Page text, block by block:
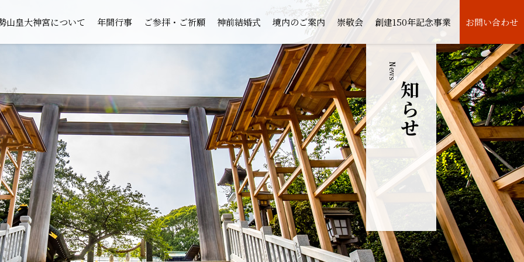
山皇大神宮について 年間行事 ご参拝・ご祈願 神前結婚式 境内のご案内 崇敬会 創建150年記念事業 お問い合わせ
お知らせ
News